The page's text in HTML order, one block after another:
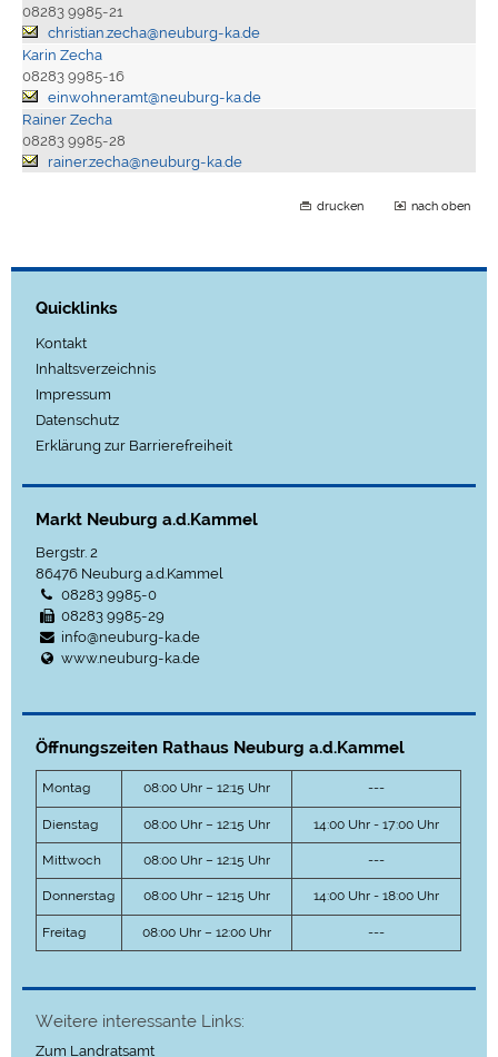
08283 9985-21
christian.zecha@neuburg-ka.de
Karin Zecha
08283 9985-16
einwohneramt@neuburg-ka.de
Rainer Zecha
08283 9985-28
rainer.zecha@neuburg-ka.de
drucken nach oben
Quicklinks
Kontakt
Inhaltsverzeichnis
Impressum
Datenschutz
Erklärung zur Barrierefreiheit
Markt Neuburg a.d.Kammel
Bergstr. 2
86476 Neuburg a.d.Kammel
08283 9985-0
08283 9985-29
info@neuburg-ka.de
www.neuburg-ka.de
Öffnungszeiten Rathaus Neuburg a.d.Kammel
Montag 08:00 Uhr – 12:15 Uhr ---
Dienstag 08:00 Uhr – 12:15 Uhr 14:00 Uhr - 17:00 Uhr
Mittwoch 08:00 Uhr – 12:15 Uhr ---
Donnerstag 08:00 Uhr – 12:15 Uhr 14:00 Uhr - 18:00 Uhr
Freitag 08:00 Uhr – 12:00 Uhr ---
Weitere interessante Links:
Zum Landratsamt